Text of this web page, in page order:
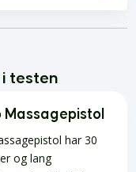
testen
Massagepistol
har 30
og lang